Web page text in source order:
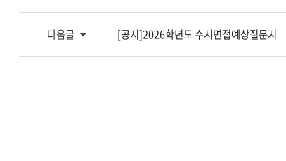
다음글 [공지]2026학년도 수시면접예상질문지